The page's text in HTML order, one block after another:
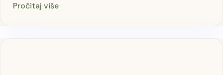
Pročitaj više